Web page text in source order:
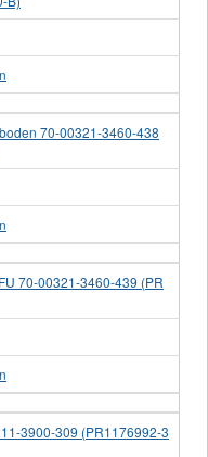
70-00321-3460-438
70-00321-3460-439 (PR
3900-309 (PR1176992-3